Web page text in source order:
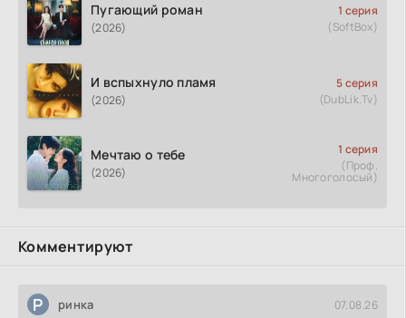
Пугающий роман
(2026)
1 серия
(SoftBox)
И вспыхнуло пламя
(2026)
5 серия
(DubLik.Tv)
Мечтаю о тебе
(2026)
1 серия
(Проф.
Многоголосый)
Комментируют
Р ринка 07.08.26